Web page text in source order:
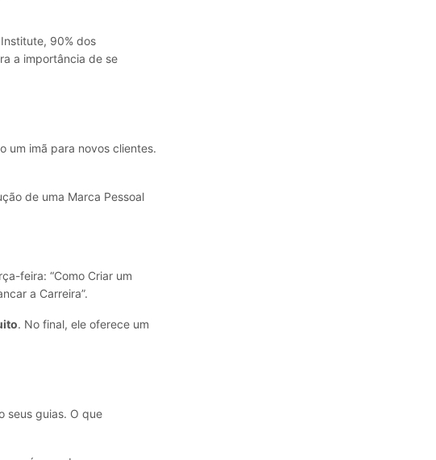
90% dos
a importância de se
um imã para novos clientes.
de uma Marca Pessoal
feira: “Como Criar um
a Carreira”.
. No final, ele oferece um
seus guias. O que